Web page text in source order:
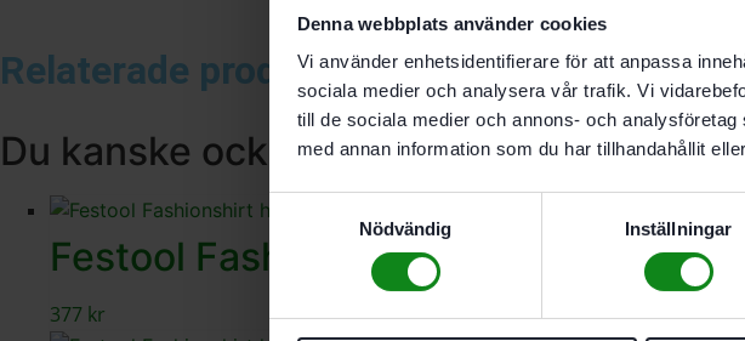
Denna webbplats använder cookies
Vi använder enhetsidentifierare för att anpassa
sociala medier och analysera vår trafik. Vi
till de sociala medier och annons- och
med annan information som du har tillhandahållit
Samtyckesval
Nödvändig
Inställningar
Relaterade produkter
Du kanske också gillar …
Festool Fashionshirt herr FASH-FT1-
377 kr